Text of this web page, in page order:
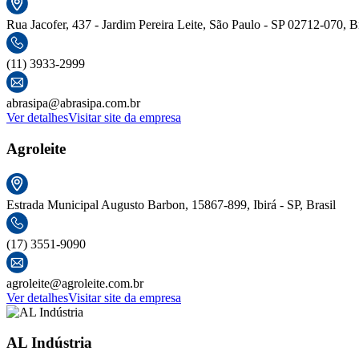
Rua Jacofer, 437 - Jardim Pereira Leite, São Paulo - SP 02712-070,
(11) 3933-2999
abrasipa@abrasipa.com.br
Ver detalhesVisitar site da empresa
Agroleite
Estrada Municipal Augusto Barbon, 15867-899, Ibirá - SP, Brasil
(17) 3551-9090
agroleite@agroleite.com.br
Ver detalhesVisitar site da empresa
AL Indústria